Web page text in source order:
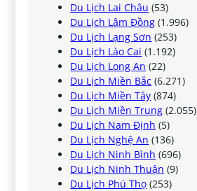
Du Lịch Lai Châu (53)
Du Lịch Lâm Đồng (1.996)
Du Lịch Lạng Sơn (253)
Du Lịch Lào Cai (1.192)
Du Lịch Long An (22)
Du Lịch Miền Bắc (6.271)
Du Lịch Miền Tây (874)
Du Lịch Miền Trung (2.055)
Du Lịch Nam Định (5)
Du Lịch Nghệ An (136)
Du Lịch Ninh Bình (696)
Du Lịch Ninh Thuận (9)
Du Lịch Phú Thọ (253)